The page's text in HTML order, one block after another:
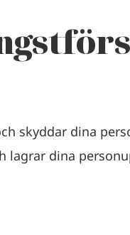
skyddar dina
lagrar dina